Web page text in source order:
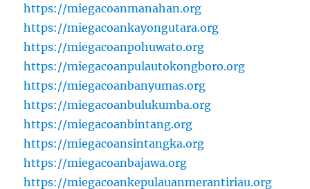
https://miegacoanmanahan.org
https://miegacoankayongutara.org
https://miegacoanpohuwato.org
https://miegacoanpulautokongboro.org
https://miegacoanbanyumas.org
https://miegacoanbulukumba.org
https://miegacoanbintang.org
https://miegacoansintangka.org
https://miegacoanbajawa.org
https://miegacoankepulauanmerantiriau.org